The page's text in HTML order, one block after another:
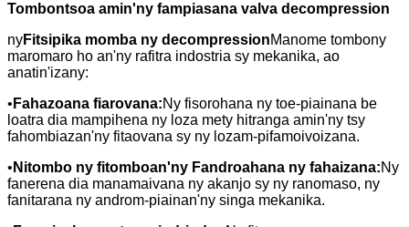
Tombontsoa amin'ny fampiasana valva decompression
nyFitsipika momba ny decompressionManome tombony
maromaro ho an'ny rafitra indostria sy mekanika, ao
anatin'izany:
• Fahazoana fiarovana:Ny fisorohana ny toe-piainana be
loatra dia mampihena ny loza mety hitranga amin'ny tsy
fahombiazan'ny fitaovana sy ny lozam-pifamoivoizana.
• Nitombo ny fitomboan'ny Fandroahana ny fahaizana:Ny
fanerena dia manamaivana ny akanjo sy ny ranomaso, ny
fanitarana ny androm-piainan'ny singa mekanika.